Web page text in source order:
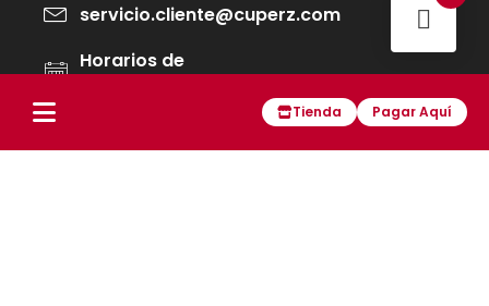
Tienda Pagar Aquí
servicio.cliente@cuperz.com
Horarios de